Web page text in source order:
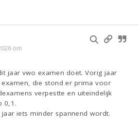
om
jaar vwo examen doet. Vorig jaar
die stond er prima voor
verpestte en uiteindelijk
0,1.
iets minder spannend wordt.